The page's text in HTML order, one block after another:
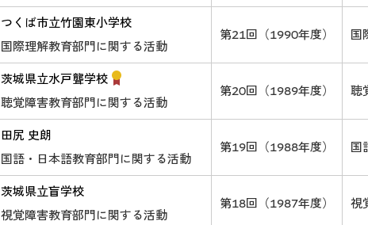
つくば市立竹園東小学校
国際理解教育部門に関する活動
第21回（1990年度） 国
茨城県立水戸聾学校
聴覚障害教育部門に関する活動
第20回（1989年度） 聴
田尻 史朗
国語・日本語教育部門に関する活動
第19回（1988年度） 国
茨城県立盲学校
視覚障害教育部門に関する活動
第18回（1987年度） 視